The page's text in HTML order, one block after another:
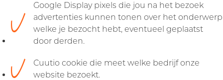
Google Display pixels die jou na het bezoek
advertenties kunnen tonen over het onderwerp
welke je bezocht hebt, eventueel geplaatst
door derden.
Cuutio cookie die meet welke bedrijf onze
website bezoekt.